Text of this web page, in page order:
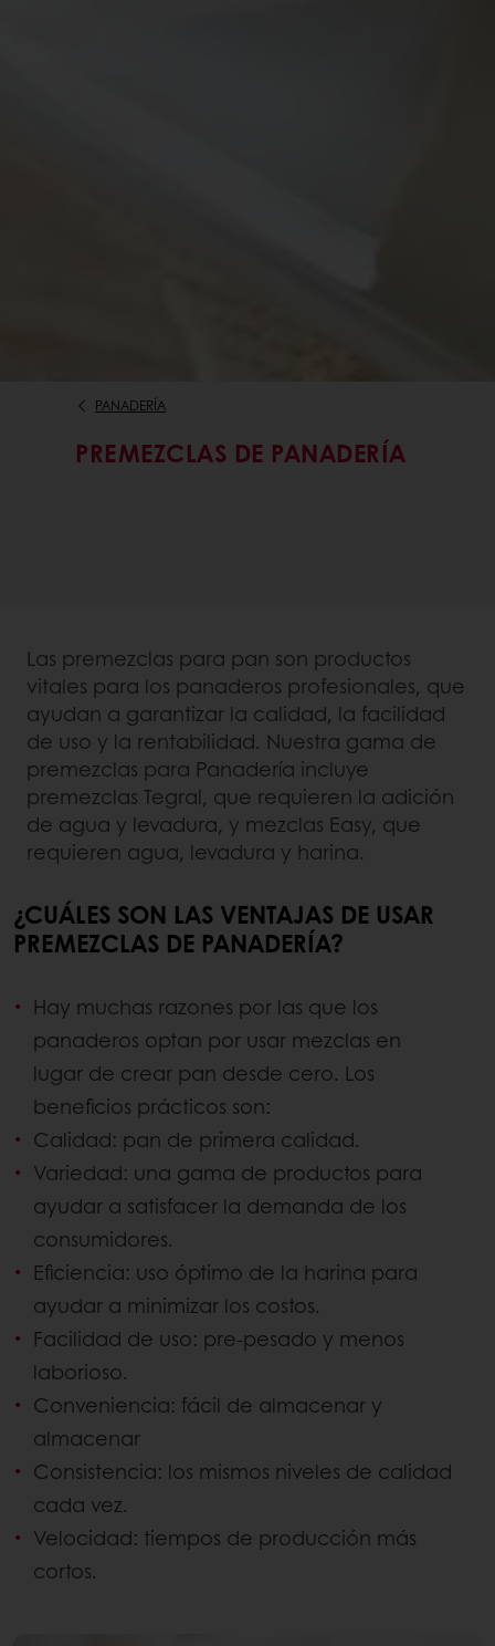
PANADERÍA
PREMEZCLAS DE PANADERÍA
Las premezclas para pan son productos
vitales para los panaderos profesionales, que
ayudan a garantizar la calidad, la facilidad
de uso y la rentabilidad. Nuestra gama de
premezclas para Panadería incluye
premezclas Tegral, que requieren la adición
de agua y levadura, y mezclas Easy, que
requieren agua, levadura y harina.
¿CUÁLES SON LAS VENTAJAS DE USAR
PREMEZCLAS DE PANADERÍA?
Hay muchas razones por las que los
panaderos optan por usar mezclas en
lugar de crear pan desde cero. Los
beneficios prácticos son:
Calidad: pan de primera calidad.
Variedad: una gama de productos para
ayudar a satisfacer la demanda de los
consumidores.
Eficiencia: uso óptimo de la harina para
ayudar a minimizar los costos.
Facilidad de uso: pre-pesado y menos
laborioso.
Conveniencia: fácil de almacenar y
almacenar
Consistencia: los mismos niveles de calidad
cada vez.
Velocidad: tiempos de producción más
cortos.